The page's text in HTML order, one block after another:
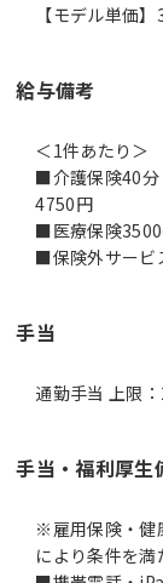
【モデル単価
給与備考
＜1件あたり＞
■介護保険40分
4750円
■医療保険
■保険外サービ
手当
通勤手当 上限
手当・福利厚生
※雇用保険・健
により条件を満